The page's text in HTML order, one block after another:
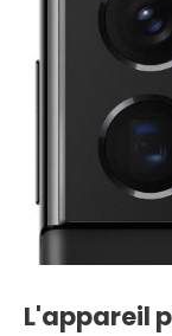
L'appareil